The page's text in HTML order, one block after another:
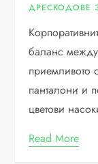
ДРЕСКОДОВЕ
баланс
приемливото
панталони и
цветови
Read More